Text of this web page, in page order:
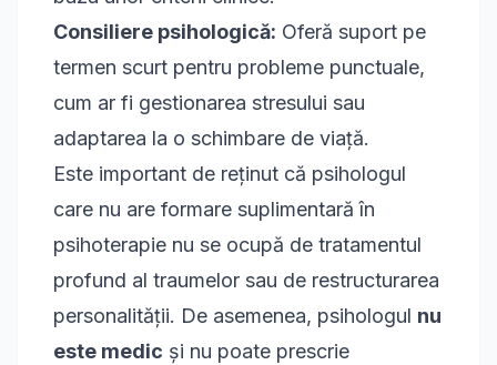
Consiliere psihologică: Oferă suport pe
termen scurt pentru probleme punctuale,
cum ar fi gestionarea stresului sau
adaptarea la o schimbare de viață.
Este important de reținut că psihologul
care nu are formare suplimentară în
psihoterapie nu se ocupă de tratamentul
profund al traumelor sau de restructurarea
personalității. De asemenea, psihologul nu
este medic și nu poate prescrie